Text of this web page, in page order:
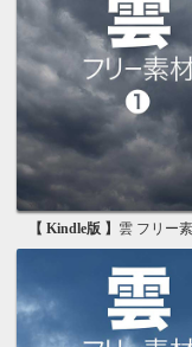
【 Kindle版 】 雲 フリー素材 1 無料で使